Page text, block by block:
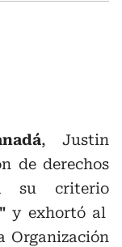
, Justin
de derechos
su criterio
y exhortó al
Organización